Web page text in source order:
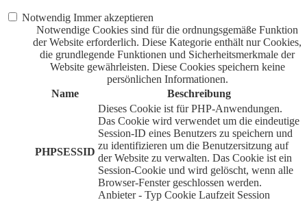
Notwendig Immer akzeptieren
Notwendige Cookies sind für die ordnungsgemäße Funktion
der Website erforderlich. Diese Kategorie enthält nur Cookies,
die grundlegende Funktionen und Sicherheitsmerkmale der
Website gewährleisten. Diese Cookies speichern keine
persönlichen Informationen.
Name
Beschreibung
PHPSESSID
Dieses Cookie ist für PHP-Anwendungen.
Das Cookie wird verwendet um die eindeutige
Session-ID eines Benutzers zu speichern und
zu identifizieren um die Benutzersitzung auf
der Website zu verwalten. Das Cookie ist ein
Session-Cookie und wird gelöscht, wenn alle
Browser-Fenster geschlossen werden.
Anbieter - Typ Cookie Laufzeit Session